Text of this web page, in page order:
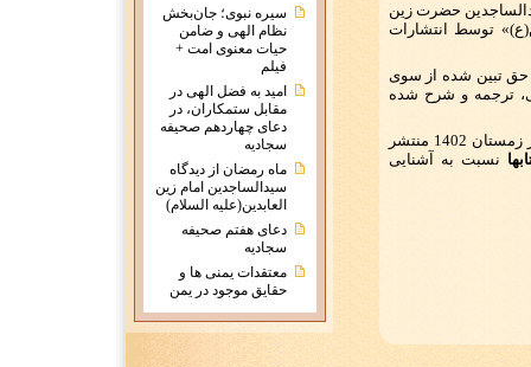
سیره نبوی؛ جان‌بخش
نظام الهی و ضامن
حیات معنوی امت +
فیلم
امید به فضل الهی در
مقابل ستمکاران، در
دعای چهاردهم صحیفه
سجادیه
ماه رمضان از دیدگاه
سیدالساجدین امام زین
العابدین(علیه السلام)
دعای هفتم صحیفه
سجادیه
معتقدات يمنی ها و
حقايق موجود در يمن
حضرت زین
توسط انتشارات
حق تبین شده از سوی
ترجمه و شرح شده
چاپ اول این کتاب در 536 صفحه و قطع رقعی در زمستان 1402 منتشر
نسبت به آشنایی